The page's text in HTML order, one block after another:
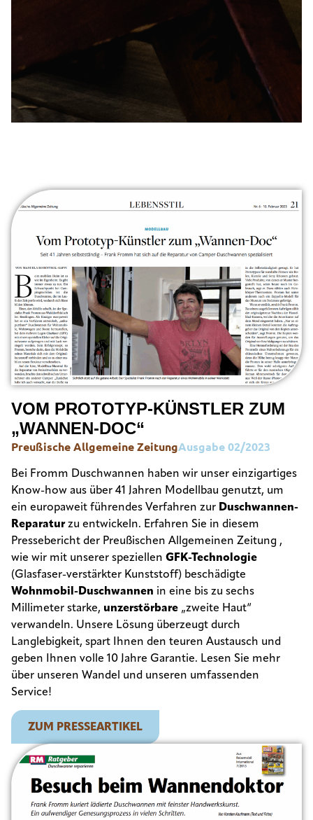
VOM PROTOTYP-KÜNSTLER ZUM
„WANNEN-DOC“
Preußische Allgemeine ZeitungAusgabe 02/2023
Bei Fromm Duschwannen haben wir unser einzigartiges
Know-how aus über 41 Jahren Modellbau genutzt, um
ein europaweit führendes Verfahren zur Duschwannen-
Reparaturzu entwickeln. Erfahren Sie in diesem
Pressebericht der Preußischen Allgemeinen Zeitung ,
wie wir mit unserer speziellen GFK-Technologie
(Glasfaser-verstärkter Kunststoff) beschädigte
Wohnmobil-Duschwannen in eine bis zu sechs
Millimeter starke, unzerstörbare „zweite Haut“
verwandeln. Unsere Lösung überzeugt durch
Langlebigkeit, spart Ihnen den teuren Austausch und
geben Ihnen volle 10 Jahre Garantie. Lesen Sie mehr
über unseren Wandel und unseren umfassenden
Service!
ZUM PRESSEARTIKEL